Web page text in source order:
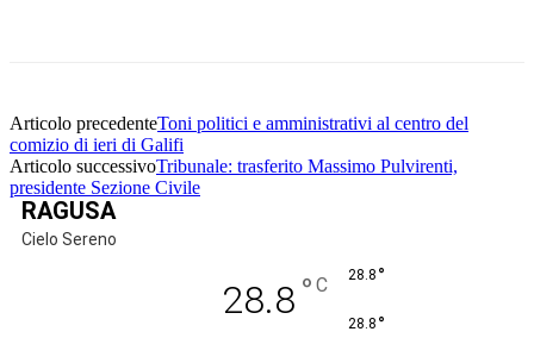
Articolo precedenteToni politici e amministrativi al centro del
comizio di ieri di Galifi
Articolo successivoTribunale: trasferito Massimo Pulvirenti,
presidente Sezione Civile
RAGUSA
Cielo Sereno
28.8 ° C 28.8 °
28.8 °